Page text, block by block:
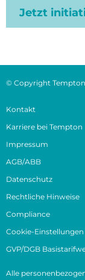
Jetzt
© Copyright
Kontakt
Karriere bei Tempton
Impressum
AGB/ABB
Datenschutz
Rechtliche Hinweise
Compliance
Cookie-Einstellungen
GVP/DGB
Alle